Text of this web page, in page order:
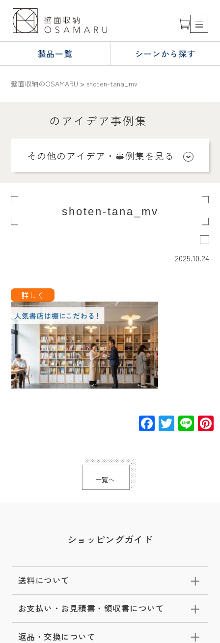
製品一覧 シーンから探す
壁面収納のOSAMARU > shoten-tana_mv
のアイデア事例集
その他のアイデア・事例集を見る
shoten-tana_mv
2025.10.24
Facebook
一覧へ
ショッピングガイド
送料について
お支払い・お見積書・領収書について
返品・交換について